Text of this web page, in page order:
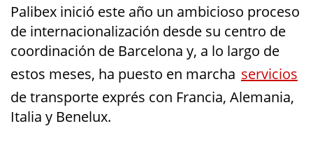
Palibex inició este año un ambicioso proceso
de internacionalización desde su centro de
coordinación de Barcelona y, a lo largo de
estos meses, ha puesto en marcha servicios
de transporte exprés con Francia, Alemania,
Italia y Benelux.